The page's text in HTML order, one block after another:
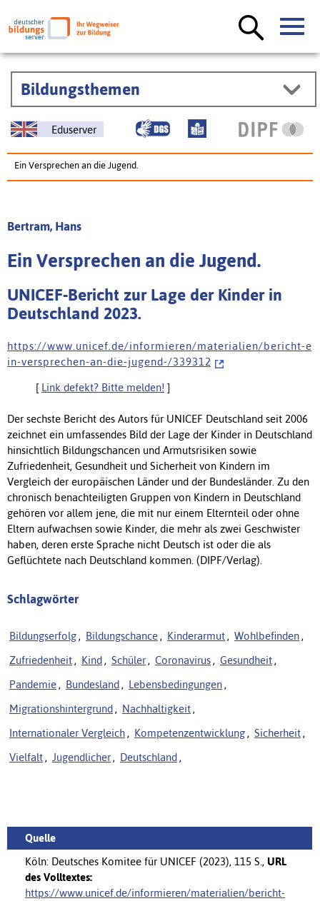
Bildungsthemen
Eduserver
Ein Versprechen an die Jugend.
Bertram, Hans
Ein Versprechen an die Jugend.
UNICEF-Bericht zur Lage der Kinder in
Deutschland 2023.
h t t p s : / / w w w . u n i c e f . d e / i n f o r m i e r e n / m a t e r i a l i e n / b e r i c h t - e
i n - v e r s p r e c h e n - a n - d i e - j u g e n d - / 3 3 9 3 1 2
[ Link defekt? Bitte melden! ]
Der sechste Bericht des Autors für UNICEF Deutschland seit 2006
zeichnet ein umfassendes Bild der Lage der Kinder in Deutschland
hinsichtlich Bildungschancen und Armutsrisiken sowie
Zufriedenheit, Gesundheit und Sicherheit von Kindern im
Vergleich der europäischen Länder und der Bundesländer. Zu den
chronisch benachteiligten Gruppen von Kindern in Deutschland
gehören vor allem jene, die mit nur einem Elternteil oder ohne
Eltern aufwachsen sowie Kinder, die mehr als zwei Geschwister
haben, deren erste Sprache nicht Deutsch ist oder die als
Geflüchtete nach Deutschland kommen. (DIPF/Verlag).
Schlagwörter
Bildungserfolg , Bildungschance , Kinderarmut , Wohlbefinden ,
Zufriedenheit , Kind , Schüler , Coronavirus , Gesundheit ,
Pandemie , Bundesland , Lebensbedingungen ,
Migrationshintergrund , Nachhaltigkeit ,
Internationaler Vergleich , Kompetenzentwicklung , Sicherheit ,
Vielfalt , Jugendlicher , Deutschland ,
Quelle
Köln: Deutsches Komitee für UNICEF (2023), 115 S., URL
des Volltextes:
https://www.unicef.de/informieren/materialien/bericht-